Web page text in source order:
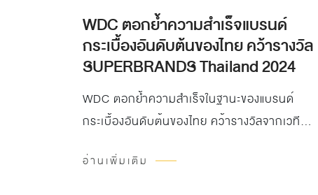
WDC ตอกย้ำความสำเร็จแบรนด์
กระเบื้องอันดับต้นของไทย คว้ารางวัล
SUPERBRANDS Thailand 2024
WDC ตอกย้ำความสำเร็จในฐานะของแบรนด์
กระเบื้องอันดับต้นของไทย คว้ารางวัลจากเวที
ติดต่อกัน และเป็นแบรนด์กระเบื้องหนึ่งเดียวในไทยที่
อ่านเพิ่มเติม